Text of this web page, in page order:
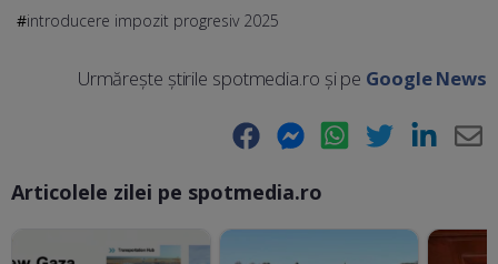
introducere impozit progresiv 2025
Urmărește știrile spotmedia.ro și pe Google News
Facebook Messenger WhatsApp Twitter LinkedIn
Articolele zilei pe spotmedia.ro